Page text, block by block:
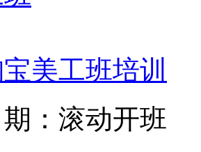
美工班培训
：滚动开班